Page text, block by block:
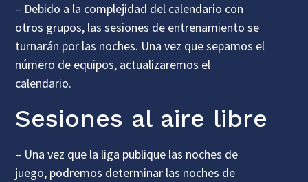
– Debido a la complejidad del calendario con
otros grupos, las sesiones de entrenamiento se
turnarán por las noches. Una vez que sepamos el
número de equipos, actualizaremos el
calendario.
Sesiones al aire libre
– Una vez que la liga publique las noches de
juego, podremos determinar las noches de